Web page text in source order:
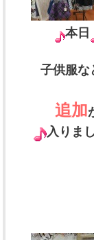
本日
子供服な
追加
入りま